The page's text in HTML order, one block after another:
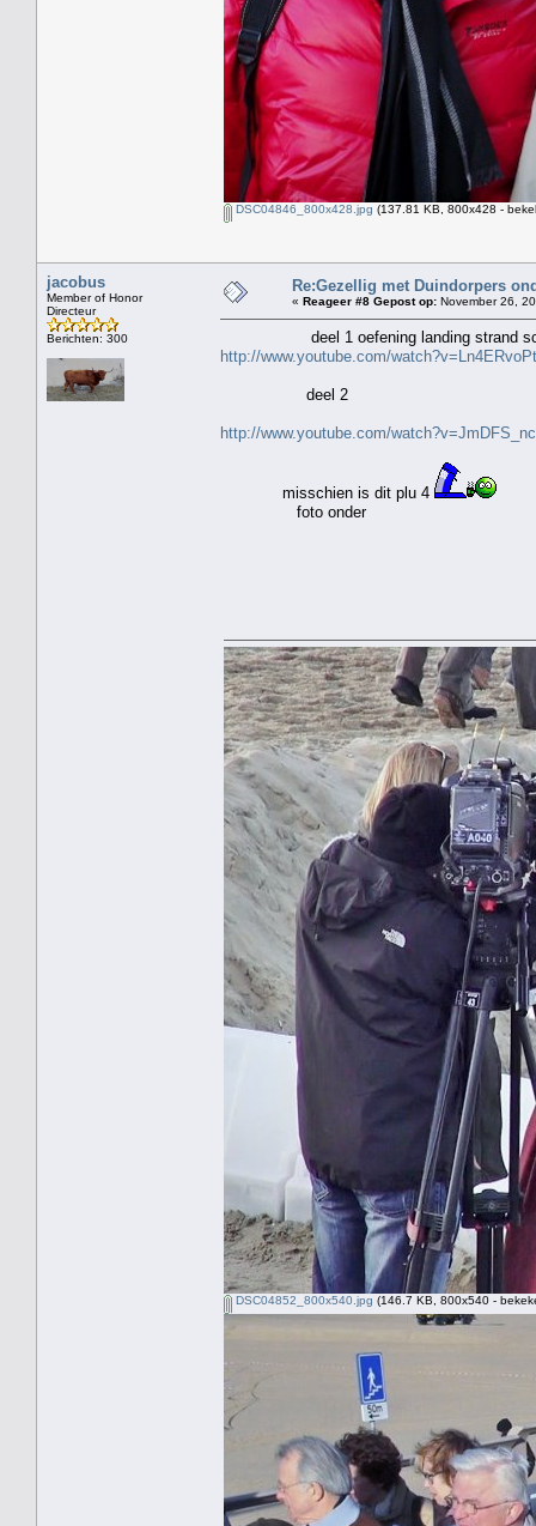
DSC04846_800x428.jpg (137.81 KB, 800x428 -
jacobus
Member of Honor
Directeur
Berichten: 300
Re:Gezellig met Duindorpers
« Reageer #8 Gepost op: November 26,
deel 1 oefening landing strand
http://www.youtube.com/
deel 2
http://www.youtube.com/
misschien is dit plu 4
foto onder
DSC04852_800x540.jpg (146.7 KB, 800x540 -